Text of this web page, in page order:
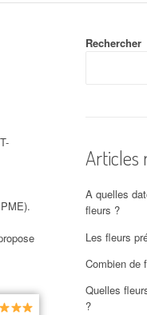
Rechercher
Articles
A quelles
fleurs ?
Les fleurs
Combien de
Quelles
?